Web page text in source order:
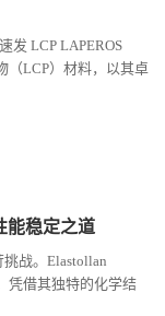
发 LCP LAPEROS
（LCP）材料，以其卓
能稳定之道
战。Elastollan
凭借其独特的化学结